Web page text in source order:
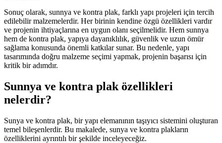
Sonuç olarak, sunnya ve kontra plak, farklı yapı projeleri için tercih
edilebilir malzemelerdir. Her birinin kendine özgü özellikleri vardır
ve projenin ihtiyaçlarına en uygun olanı seçilmelidir. Hem sunnya
hem de kontra plak, yapıya dayanıklılık, güvenlik ve uzun ömür
sağlama konusunda önemli katkılar sunar. Bu nedenle, yapı
tasarımında doğru malzeme seçimi yapmak, projenin başarısı için
kritik bir adımdır.
Sunnya ve kontra plak özellikleri
nelerdir?
Sunya ve kontra plak, bir yapı elemanının taşıyıcı sistemini oluşturan
temel bileşenlerdir. Bu makalede, sunya ve kontra plakların
özelliklerini ayrıntılı bir şekilde inceleyeceğiz.